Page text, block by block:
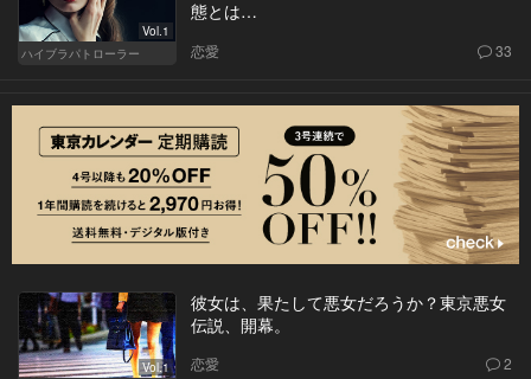
Vol.1
ハイブラパトローラー
態とは…
恋愛 33
Vol.1
彼女は、果たして悪女だろうか？東京悪女
伝説、開幕。
恋愛 2